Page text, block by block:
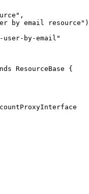
by email
by-email"
ResourceBase {